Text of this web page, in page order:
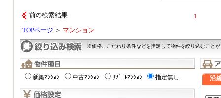
前の検索結果 1
TOPページ ＞ マンション
※価格、こだわり条件などを指定して物件を絞り込むことが
新築ﾏﾝｼｮﾝ 中古ﾏﾝｼｮﾝ ﾘｿﾞｰﾄﾏﾝｼｮﾝ 指定無し 沿